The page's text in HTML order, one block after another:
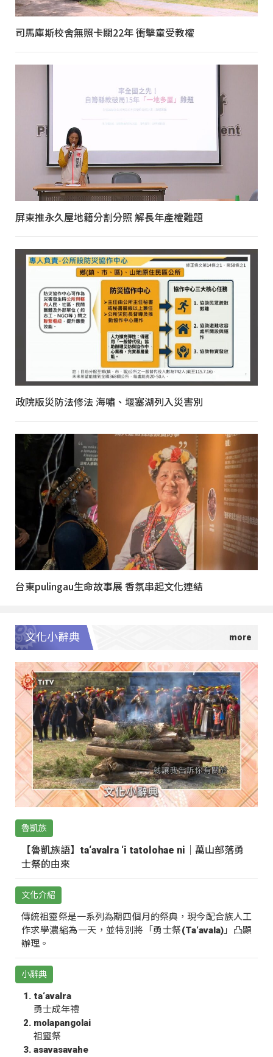
司馬庫斯校舍無照卡關22年 衝擊童受教權
屏東推永久屋地籍分割分照 解長年產權難題
政院版災防法修法 海嘯、堰塞湖列入災害別
台東pulingau生命故事展 香氛串起文化連結
文化小辭典
魯凱族
【魯凱族語】ta‘avalra ‘i tatolohae ni｜萬山部落勇
士祭的由來
文化介紹
傳統祖靈祭是一系列為期四個月的祭典，現今配合族人工
作求學濃縮為一天，並特別將「勇士祭(Ta‘avala)」凸顯
辦理。
小辭典
ta‘avalra
勇士成年禮
molapangolai
祖靈祭
asavasavahe